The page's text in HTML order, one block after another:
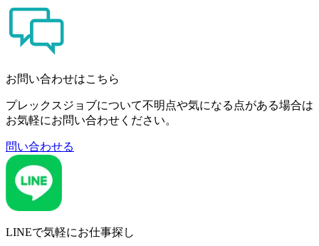
お問い合わせはこちら
プレックスジョブについて不明点や気になる点がある場合は
お気軽にお問い合わせください。
問い合わせる
LINEで気軽にお仕事探し